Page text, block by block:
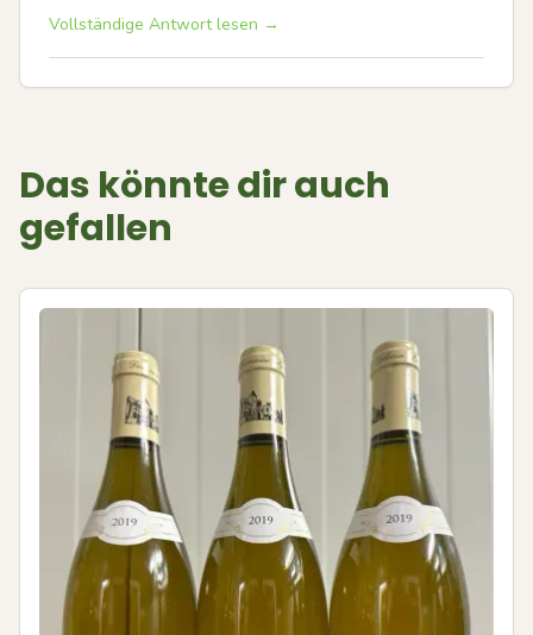
Vollständige Antwort lesen →
Das könnte dir auch
gefallen